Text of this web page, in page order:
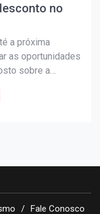
no
a próxima
as oportunidades
sobre a
(IPTU) 2016. A
para o
Fale Conosco